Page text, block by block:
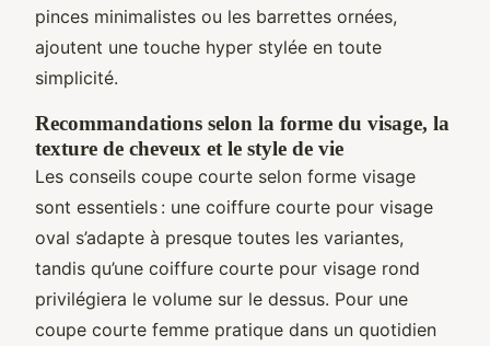
pinces minimalistes ou les barrettes ornées,
ajoutent une touche hyper stylée en toute
simplicité.
Recommandations selon la forme du visage, la
texture de cheveux et le style de vie
Les conseils coupe courte selon forme visage
sont essentiels : une coiffure courte pour visage
oval s’adapte à presque toutes les variantes,
tandis qu’une coiffure courte pour visage rond
privilégiera le volume sur le dessus. Pour une
coupe courte femme pratique dans un quotidien